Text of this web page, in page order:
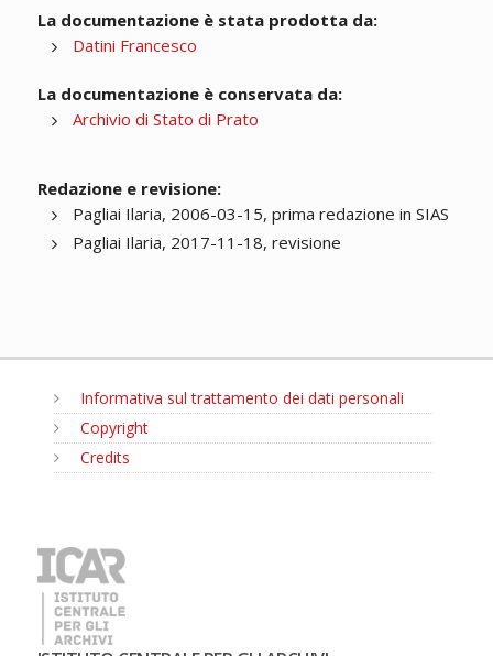
La documentazione è stata prodotta da:
Datini Francesco
La documentazione è conservata da:
Archivio di Stato di Prato
Redazione e revisione:
Pagliai Ilaria, 2006-03-15, prima redazione in SIAS
Pagliai Ilaria, 2017-11-18, revisione
Informativa sul trattamento dei dati personali
Copyright
Credits